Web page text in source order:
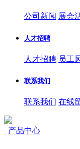
公司新闻 展会
人才招聘
人才招聘 员工
联系我们
联系我们 在线
产品中心